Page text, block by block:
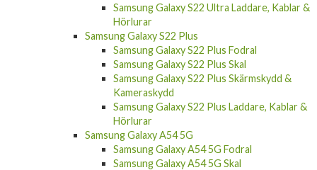
Samsung Galaxy S22 Ultra Laddare, Kablar &
Hörlurar
Samsung Galaxy S22 Plus
Samsung Galaxy S22 Plus Fodral
Samsung Galaxy S22 Plus Skal
Samsung Galaxy S22 Plus Skärmskydd &
Kameraskydd
Samsung Galaxy S22 Plus Laddare, Kablar &
Hörlurar
Samsung Galaxy A54 5G
Samsung Galaxy A54 5G Fodral
Samsung Galaxy A54 5G Skal